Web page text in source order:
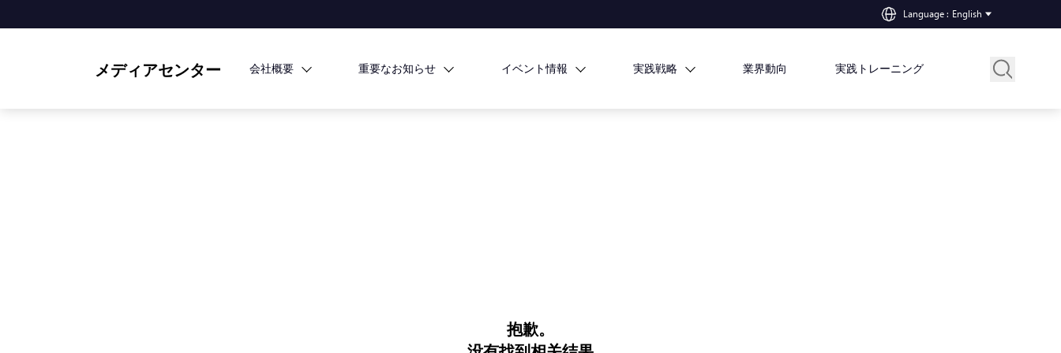
Language : English
メディアセンター 会社概要 重要なお知らせ イベント情報 実践戦略 業界動向 実践トレーニング
抱歉。